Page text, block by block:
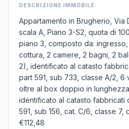
DESCRIZIONE IMMOBILE
Appartamento in Brugherio, Via
scala A, Piano 3-S2, quota di
piano 3, composto da:
cottura, 2 camere, 2 bagni, 2
2), identificato al catasto
part 591, sub 733, classe A/2, 6
oltre al box doppio in lunghezza
identificato al catasto fabbricati
591, sub 156, cat. C/6, classe 7,
€112,48